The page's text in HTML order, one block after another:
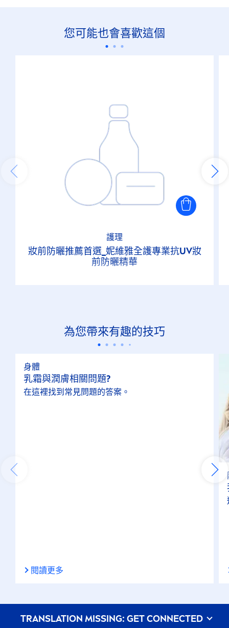
您可能也會喜歡這個
護理
妝前防曬推薦首選_妮維雅全護專業抗UV妝
前防曬精華
為您帶來有趣的技巧
身體
乳霜與潤膚相關問題?
在這裡找到常見問題的答案。
閱讀更多
᠎TRANSLATION MISSING: GET CONNECTED